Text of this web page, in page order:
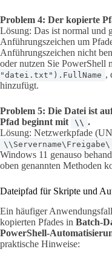
Problem 4: Der kopierte
Lösung: Das ist normal und
Anführungszeichen um
Anführungszeichen nicht
oder nutzen Sie PowerShell
"datei.txt").FullName ,
hinzufügt.
Problem 5: Die Datei ist
Pfad beginnt mit
\\ .
Lösung: Netzwerkpfade
Windows 11 genauso
oben genannten Methoden
Dateipfad für Skripte und
Ein häufiger
kopierten Pfades in Batch-
PowerShell-
praktische Hinweise: